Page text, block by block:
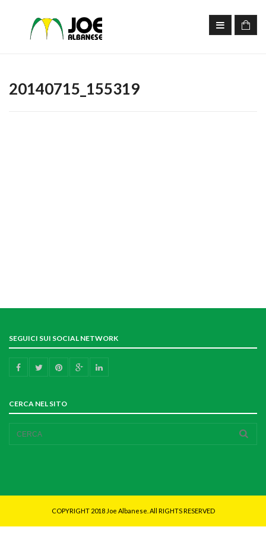
20140715_155319
SEGUICI SUI SOCIAL NETWORK
CERCA NEL SITO
COPYRIGHT 2018 Joe Albanese. All RIGHTS RESERVED